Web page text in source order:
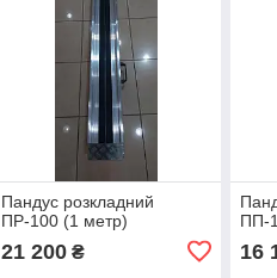
Пандус розкладний
ПР-100 (1 метр)
21 200₴
ПП-
16